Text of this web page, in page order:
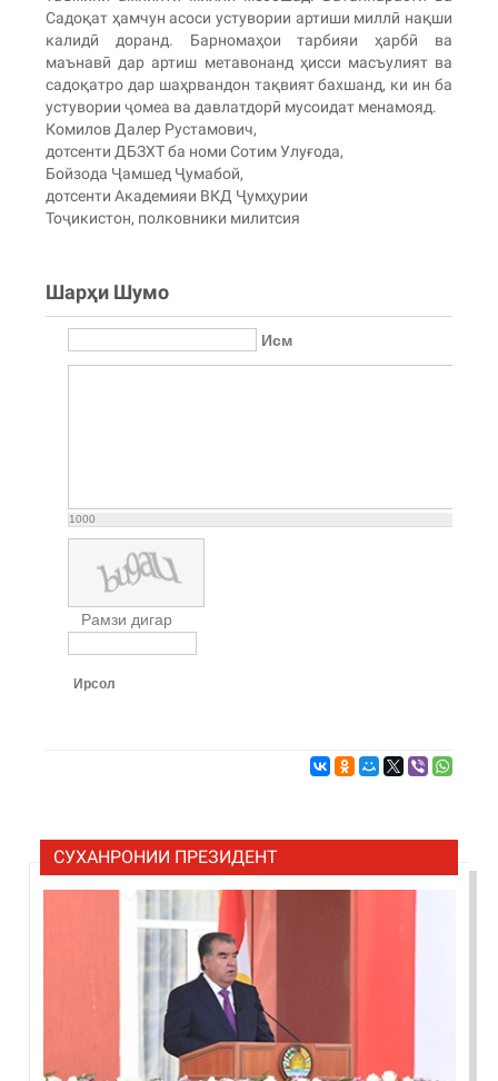
Садоқат ҳамчун асоси устувории артиши миллӣ нақши
калидӣ доранд. Барномаҳои тарбияи ҳарбӣ ва
маънавӣ дар артиш метавонанд ҳисси масъулият ва
садоқатро дар шаҳрвандон тақвият бахшанд, ки ин ба
устувории ҷомеа ва давлатдорӣ мусоидат менамояд.
Комилов Далер Рустамович,
дотсенти ДБЗХТ ба номи Сотим Улуғода,
Бойзода Ҷамшед Ҷумабой,
дотсенти Академияи ВКД Ҷумҳурии
Тоҷикистон, полковники милитсия
Шарҳи Шумо
Исм
1000
Рамзи дигар
Ирсол
СУХАНРОНИИ ПРЕЗИДЕНТ